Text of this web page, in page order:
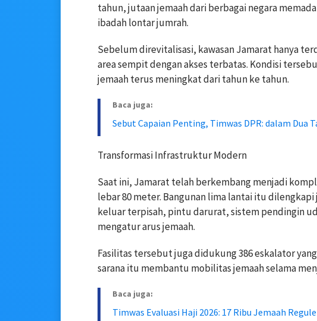
tahun, jutaan jemaah dari berbagai negara
ibadah lontar jumrah.
Sebelum direvitalisasi, kawasan Jamarat hanya
area sempit dengan akses terbatas. Kondisi
jemaah terus meningkat dari tahun ke tahun.
Baca juga:
Sebut Capaian Penting, Timwas DPR: dalam Dua
Transformasi Infrastruktur Modern
Saat ini, Jamarat telah berkembang menjadi
lebar 80 meter. Bangunan lima lantai itu
keluar terpisah, pintu darurat, sistem pendingin
mengatur arus jemaah.
Fasilitas tersebut juga didukung 386 eskalator
sarana itu membantu mobilitas jemaah selama
Baca juga:
Timwas Evaluasi Haji 2026: 17 Ribu Jemaah